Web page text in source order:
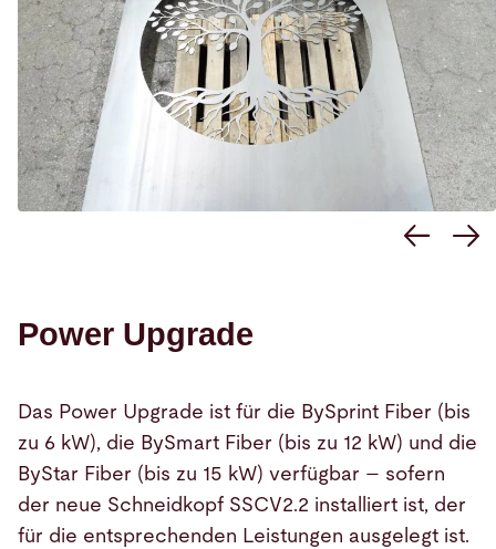
Power Upgrade
Das Power Upgrade ist für die BySprint Fiber (bis
zu 6 kW), die BySmart Fiber (bis zu 12 kW) und die
ByStar Fiber (bis zu 15 kW) verfügbar – sofern
der neue Schneidkopf SSCV2.2 installiert ist, der
für die entsprechenden Leistungen ausgelegt ist.